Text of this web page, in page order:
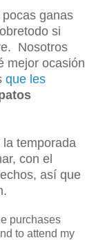
ganas
si
Nosotros
mejor ocasión
que les
temporada
con el
así que
purchases
to attend my